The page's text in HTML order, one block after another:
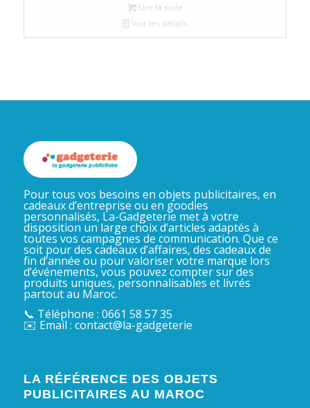
Lire la suite
Voir les détails
Pour tous vos besoins en objets publicitaires, en
cadeaux d’entreprise ou en goodies
personnalisés, La-Gadgeterie met à votre
disposition un large choix d’articles adaptés à
toutes vos campagnes de communication. Que ce
soit pour des cadeaux d’affaires, des cadeaux de
fin d’année ou pour valoriser votre marque lors
d’événements, vous pouvez compter sur des
produits uniques, personnalisables et livrés
partout au Maroc.
📞 Téléphone : 0661 58 57 35
✉️ Email : contact@la-gadgeterie
LA RÉFÉRENCE DES OBJETS
PUBLICITAIRES AU MAROC